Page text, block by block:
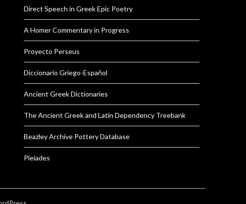
Direct Speech in Greek Epic Poetry
A Homer Commentary in Progress
Proyecto Perseus
Diccionario Griego-Español
Ancient Greek Dictionaries
The Ancient Greek and Latin Dependency Treebank
Beazley Archive Pottery Database
Pleiades